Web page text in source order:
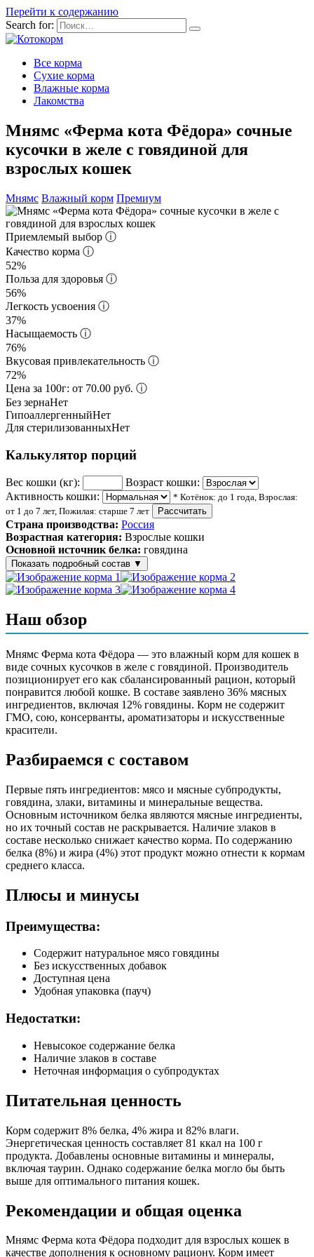
Перейти к содержанию
Search for:
Все корма
Сухие корма
Влажные корма
Лакомства
Мнямс «Ферма кота Фёдора» сочные
кусочки в желе с говядиной для
взрослых кошек
Мнямс Влажный корм Премиум
Приемлемый выбор ⓘ
Качество корма ⓘ
52%
Польза для здоровья ⓘ
56%
Легкость усвоения ⓘ
37%
Насыщаемость ⓘ
76%
Вкусовая привлекательность ⓘ
72%
Цена за 100г: от 70.00 руб. ⓘ
Без зернаНет
ГипоаллергенныйНет
Для стерилизованныхНет
Калькулятор порций
Вес кошки (кг):
Возраст кошки:
Активность кошки:
* Котёнок: до 1 года, Взрослая:
от 1 до 7 лет, Пожилая: старше 7 лет
Рассчитать
Страна производства: Россия
Возрастная категория: Взрослые кошки
Основной источник белка: говядина
Показать подробный состав ▼
Состав корма
мясо и мясные субпродукты (говядина не менее 12%), злаки,
витамины и минеральные вещества
Аналитический состав
белки 8,0%, жиры 4,0%, зола 1,6%, клетчатка 0,4%, влага
82,0%
Дополнительные ингредиенты
Витамин А, витамин D3, витамин Е, цинк, марганец, таурин
Белок (%)
8
Жир (%)
4
Клетчатка (%)
0.4
Зола (%)
1.6
Влага (%)
Наш обзор
Мнямс Ферма кота Фёдора — это влажный корм для кошек в
виде сочных кусочков в желе с говядиной. Производитель
позиционирует его как сбалансированный рацион, который
понравится любой кошке. В составе заявлено 36% мясных
ингредиентов, включая 12% говядины. Корм не содержит
ГМО, сою, консерванты, ароматизаторы и искусственные
красители.
Разбираемся с составом
Первые пять ингредиентов: мясо и мясные субпродукты,
говядина, злаки, витамины и минеральные вещества.
Основным источником белка являются мясные ингредиенты,
но их точный состав не раскрывается. Наличие злаков в
составе несколько снижает качество корма. По содержанию
белка (8%) и жира (4%) этот продукт можно отнести к кормам
среднего класса.
Плюсы и минусы
Преимущества:
Содержит натуральное мясо говядины
Без искусственных добавок
Доступная цена
Удобная упаковка (пауч)
Недостатки:
Невысокое содержание белка
Наличие злаков в составе
Неточная информация о субпродуктах
Питательная ценность
Корм содержит 8% белка, 4% жира и 82% влаги.
Энергетическая ценность составляет 81 ккал на 100 г
продукта. Добавлены основные витамины и минералы,
включая таурин. Однако содержание белка могло бы быть
выше для оптимального питания кошек.
Рекомендации и общая оценка
Мнямс Ферма кота Фёдора подходит для взрослых кошек в
качестве дополнения к основному рациону. Корм имеет